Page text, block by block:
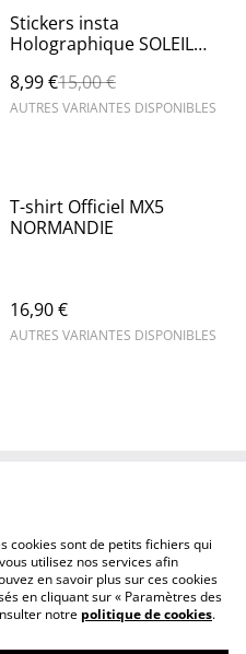
%
Stickers insta
Holographique SOLEIL
8,99 €15,00 €
AUTRES VARIANTES DISPONIBLES
T-shirt Officiel MX5
NORMANDIE
16,90 €
AUTRES VARIANTES DISPONIBLES
Politique des cookies
cookies sont de petits fichiers qui
utilisez nos services afin
en savoir plus sur ces cookies
en cliquant sur « Paramètres des
notre politique de cookies.